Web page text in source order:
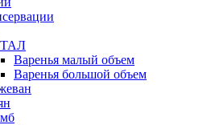
Варенья малый объем
Варенья большой объем